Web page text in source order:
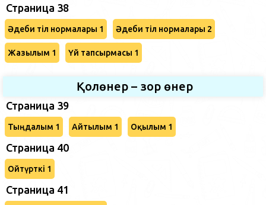
Страница 38
Әдеби тіл нормалары 1 Әдеби тіл нормалары 2
Жазылым 1 Үй тапсырмасы 1
Қолөнер – зор өнер
Страница 39
Тыңдалым 1 Айтылым 1 Оқылым 1
Страница 40
Ойтүрткі 1
Страница 41